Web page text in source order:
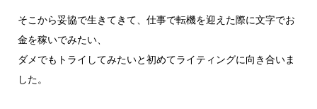
そこから妥協で生きてきて、仕事で転機を迎えた際に文字でお
金を稼いでみたい、
ダメでもトライしてみたいと初めてライティングに向き合いま
した。